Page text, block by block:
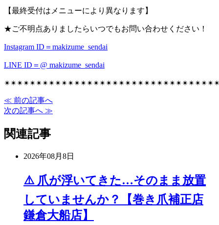
【最終受付はメニューにより異なります】
★ご不明点ありましたらいつでもお問い合わせください！
Instagram ID＝makizume_sendai
LINE ID＝@ makizume_sendai
≪ 前の記事へ
次の記事へ ≫
関連記事
2026年08月8日
⚠️ 爪が浮いてきた…そのまま放置
していませんか？【巻き爪補正店
鎌倉大船店】